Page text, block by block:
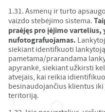
1.31. Asmenų ir turto
vaizdo stebėjimo sistema.
praėjęs pro įėjimo
nufotografuojamas.
siekiant identifkuoti
pametama/prarandama
apyrankė, siekiant užkirsti
atvejais, kai reikia
besinaudojančius klientus
teritoriją.